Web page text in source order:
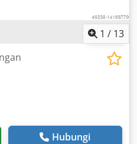
1 / 13
Hubungi